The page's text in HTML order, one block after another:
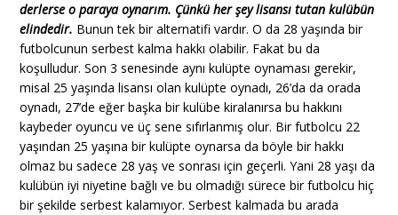
derlerse o paraya oynarım. Çünkü her şey lisansı tutan kulübün
elindedir. Bunun tek bir alternatifi vardır. O da 28 yaşında bir
futbolcunun serbest kalma hakkı olabilir. Fakat bu da
koşulludur. Son 3 senesinde aynı kulüpte oynaması gerekir,
misal 25 yaşında lisansı olan kulüpte oynadı, 26’da da orada
oynadı, 27’de eğer başka bir kulübe kiralanırsa bu hakkını
kaybeder oyuncu ve üç sene sıfırlanmış olur. Bir futbolcu 22
yaşından 25 yaşına bir kulüpte oynarsa da böyle bir hakkı
olmaz bu sadece 28 yaş ve sonrası için geçerli. Yani 28 yaşı da
kulübün iyi niyetine bağlı ve bu olmadığı sürece bir futbolcu hiç
bir şekilde serbest kalamıyor. Serbest kalmada bu arada